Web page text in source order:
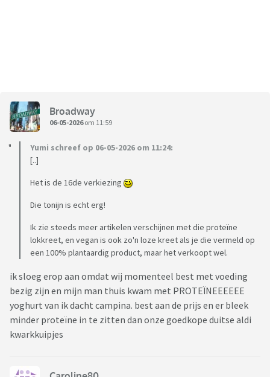
Broadway
06-05-2026om 11:59
Yumi schreef op 06-05-2026 om 11:24:
[..]
Het is de 16de verkiezing
Die tonijn is echt erg!
Ik zie steeds meer artikelen verschijnen met die proteïne
lokkreet, en vegan is ook zo'n loze kreet als je die vermeld op
een 100% plantaardig product, maar het verkoopt wel.
ik sloeg erop aan omdat wij momenteel best met voeding
bezig zijn en mijn man thuis kwam met PROTEÏNEEEEEE
yoghurt van ik dacht campina. best aan de prijs en er bleek
minder proteïne in te zitten dan onze goedkope duitse aldi
kwarkkuipjes